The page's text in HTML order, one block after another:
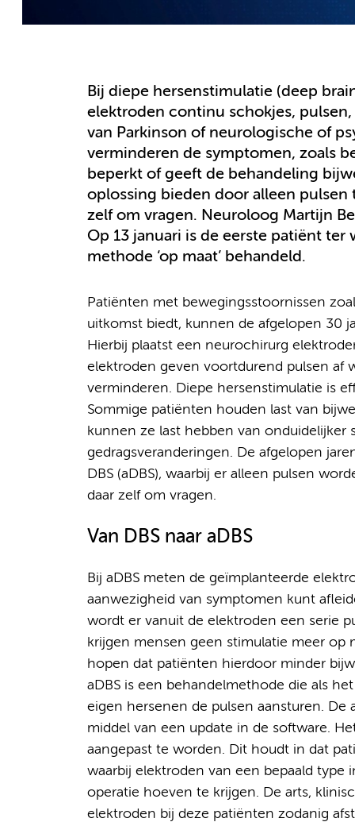
Bij diepe hersenstimulatie (deep
elektroden continu schokjes,
van Parkinson of neurologische of
verminderen de symptomen, zoals
beperkt of geeft de behandeling
oplossing bieden door alleen pulsen
zelf om vragen. Neuroloog Martijn
Op 13 januari is de eerste patiënt
methode ‘op maat’ behandeld.
Patiënten met bewegingsstoornissen
uitkomst biedt, kunnen de afgelopen 30
Hierbij plaatst een neurochirurg
elektroden geven voortdurend pulsen af
verminderen. Diepe hersenstimulatie is
Sommige patiënten houden last van
kunnen ze last hebben van onduidelijker
gedragsveranderingen. De afgelopen
DBS (aDBS), waarbij er alleen pulsen
daar zelf om vragen.
Van DBS naar aDBS
Bij aDBS meten de geïmplanteerde
aanwezigheid van symptomen kunt
wordt er vanuit de elektroden een serie
krijgen mensen geen stimulatie meer op
hopen dat patiënten hierdoor minder
aDBS is een behandelmethode die als
eigen hersenen de pulsen aansturen.
middel van een update in de software.
aangepast te worden. Dit houdt in dat
waarbij elektroden van een bepaald
operatie hoeven te krijgen. De arts,
elektroden bij deze patiënten zodanig